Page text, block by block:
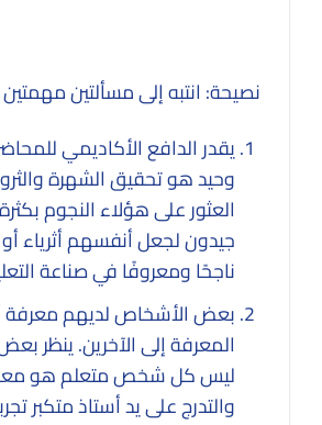
نصيحة: انتبه إلى مسألتين مهمتين
يقدر الدافع الأكاديمي
وحيد هو تحقيق الشهرة
العثور على هؤلاء النجوم
جيدون لجعل أنفسهم أثرياء
ناجحًا ومعروفًا في صناعة
بعض الأشخاص لديهم معرفة
المعرفة إلى الآخرين. ينظر
ليس كل شخص متعلم هو معلم
والتدرج على يد أستاذ متكبر